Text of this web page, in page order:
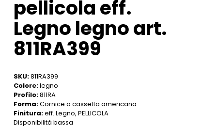
pellicola eff.
Legno legno art.
811RA399
SKU:811RA399
Colore:legno
Profilo:811RA
Forma:Cornice a cassetta americana
Finitura:eff. Legno, PELLICOLA
Disponibilità bassa